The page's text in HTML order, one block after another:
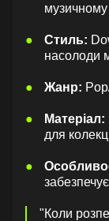
музичному
Стиль:
насолоди
Жанр:
Матеріал:
для
"Коли